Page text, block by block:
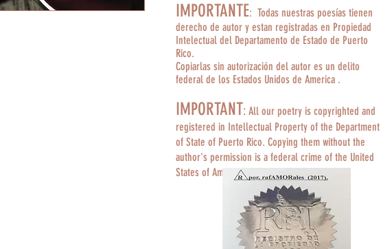
IMPORTANTE: Todas nuestras poesías tienen
derecho de autor y estan registradas en Propiedad
Intelectual del Departamento de Estado de Puerto
Rico.
Copiarlas sin autorización del autor es un delito
federal de los Estados Unidos de America .
IMPORTANT: All our poetry is copyrighted and
registered in Intellectual Property of the Department
of State of Puerto Rico. Copying them without the
author's permission is a federal crime of the United
States of America.